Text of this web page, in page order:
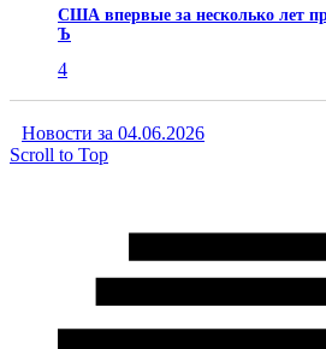
США впервые за несколько лет
Ъ
4
Новости за 04.06.2026
Scroll to Top